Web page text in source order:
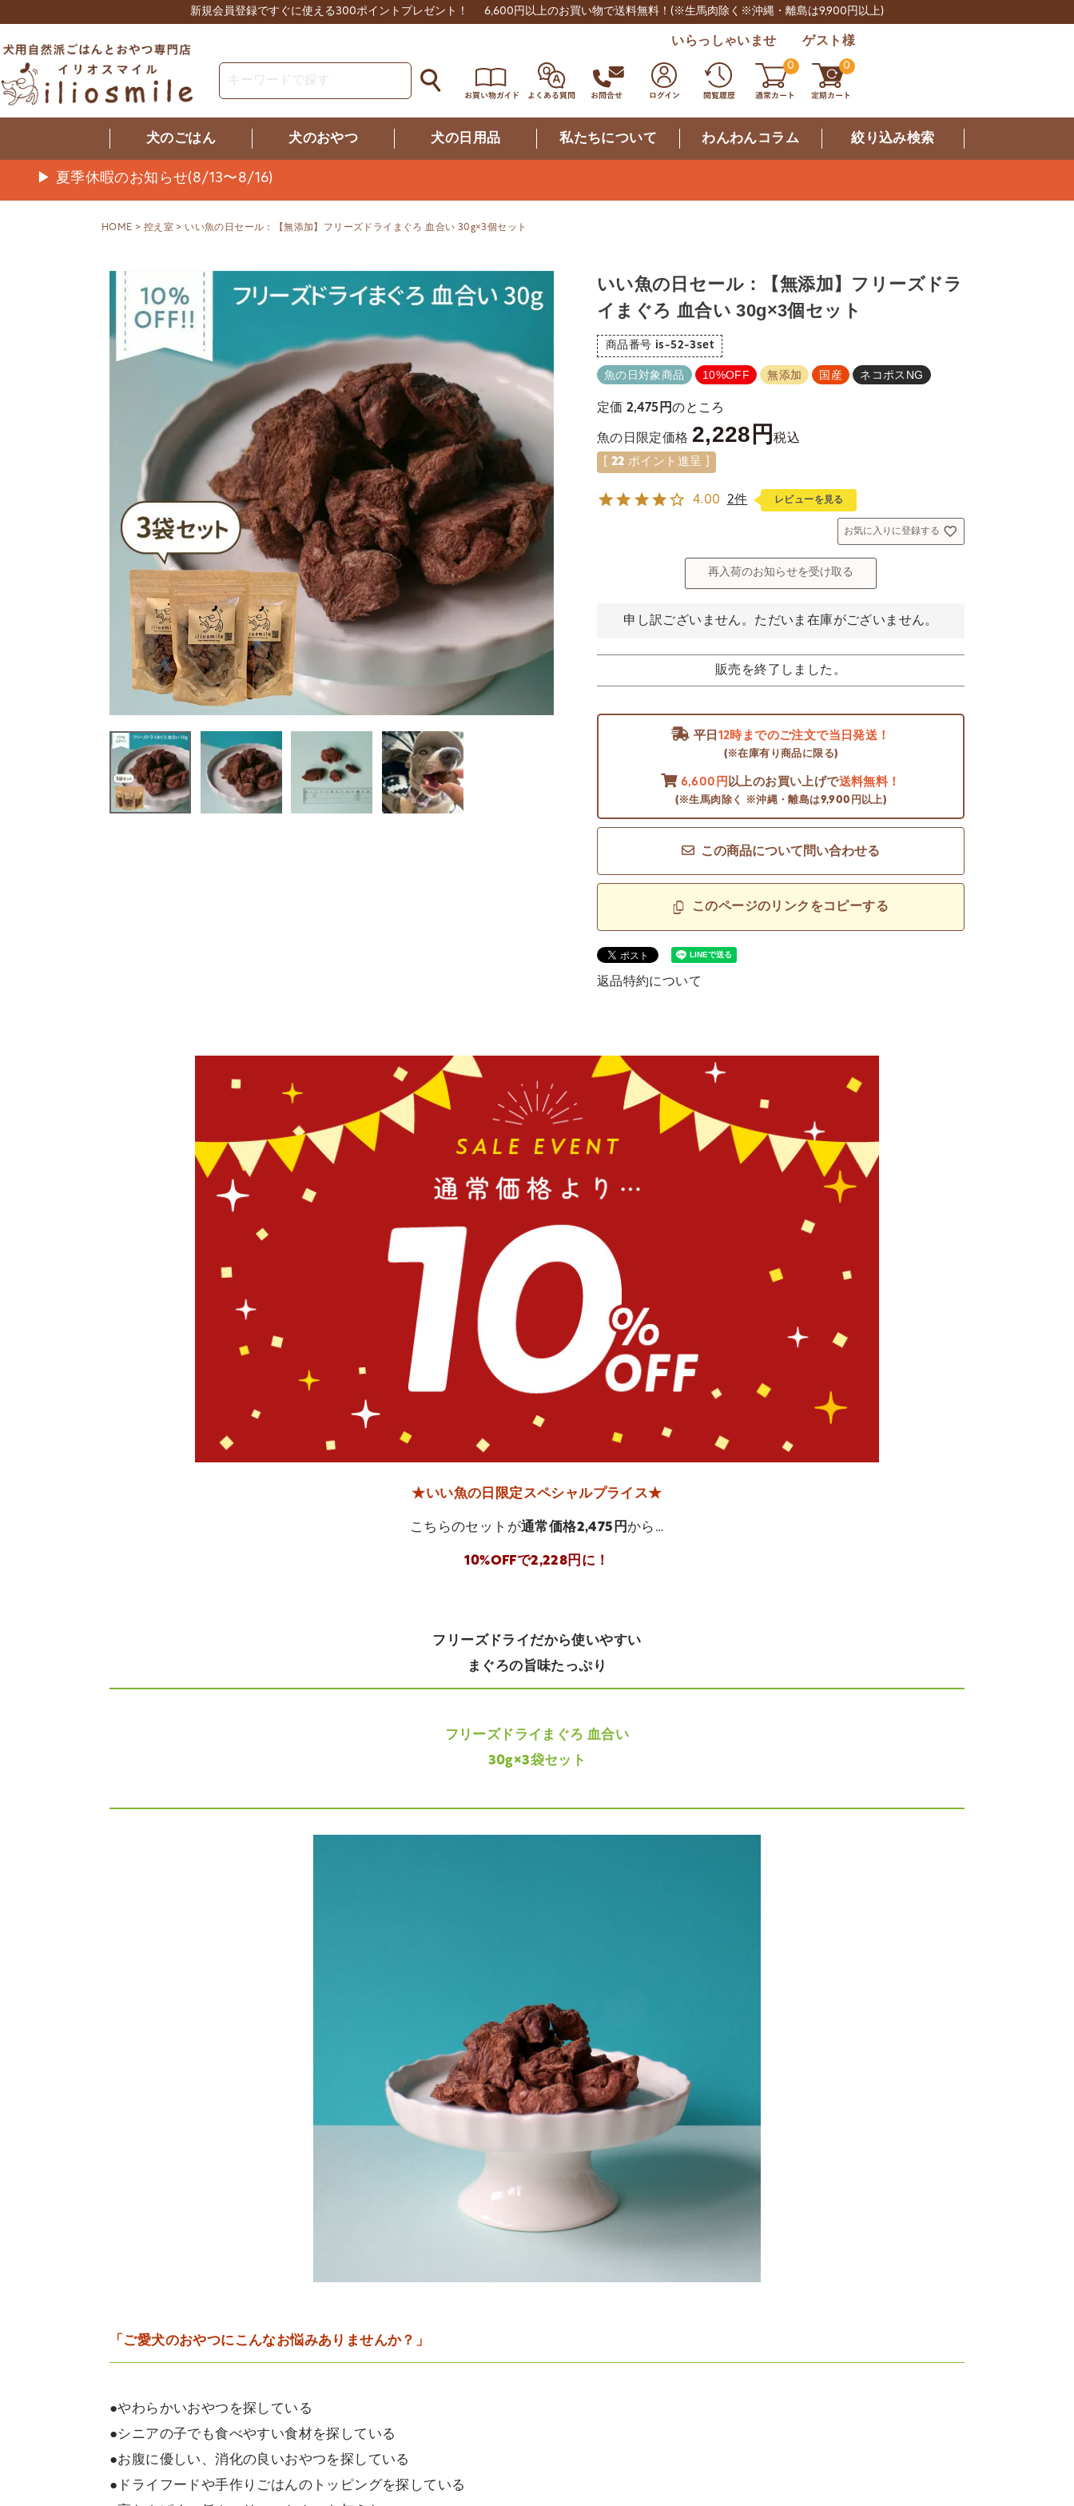
新規会員登録ですぐに使える300ポイントプレゼント！ 6,600円以上のお買い物で送料無料！ (※生馬肉除く※沖縄・離島は9,900円以上)
いらっしゃいませ ゲスト様
0 0
犬のごはん 犬のおやつ 犬の日用品 私たちについて わんわんコラム 絞り込み検索
▶ 夏季休暇のお知らせ(8/13〜8/16)
HOME 控え室 いい魚の日セール：【無添加】フリーズドライまぐろ 血合い 30g×3個セット
いい魚の日セール：【無添加】フリーズドラ
イまぐろ 血合い 30g×3個セット
商品番号 is-52-3set
魚の日対象商品 10%OFF 無添加 国産 ネコポスNG
定価 2,475 のところ
魚の日限定価格 2,228 税込
22 ポイント進呈 ]
4.00 2件 レビューを見る
お気に入りに登録する
再入荷のお知らせを受け取る
申し訳ございません。ただいま在庫がございません。
販売を終了しました。
平日 12時までのご注文で当日発送！
(※在庫有り商品に限る)
6,600円 以上のお買い上げで送料無料！
(※生馬肉除く ※沖縄・離島は9,900円以上)
この商品について問い合わせる
このページのリンクをコピーする
返品特約について
★いい魚の日限定スペシャルプライス★
こちらのセットが通常価格2,475円 から…
10%OFFで2,228円に！
フリーズドライだから使いやすい
まぐろの旨味たっぷり
フリーズドライまぐろ 血合い
30g×3袋セット
「ご愛犬のおやつにこんなお悩みありませんか？」
●やわらかいおやつを探している
●シニアの子でも食べやすい食材を探している
●お腹に優しい、消化の良いおやつを探している
●ドライフードや手作りごはんのトッピングを探している